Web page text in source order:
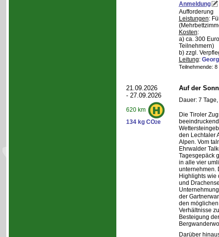
Anmeldung
Aufforderung
Leistungen:
Kosten:
a) ca. 300
Teilnehmern)
b) zzgl.
Leitung:
Teilnehmende:
21.09.2026
- 27.09.2026
620 km
134 kg CO2e
Auf der
Dauer: 7
Die Tiroler
den Lechtaler
Alpen. Vom
Ehrwalder
Tagesgepäck
in alle vier
unternehmen.
Highlights wie
und
der
den
Verhältnisse
Besteigung
Darüber